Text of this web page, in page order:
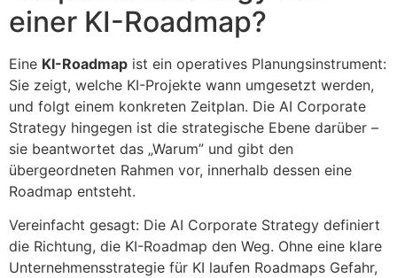
einer KI-Roadmap?
Eine KI-Roadmap ist ein operatives Planungsinstrument:
Sie zeigt, welche KI-Projekte wann umgesetzt werden,
und folgt einem konkreten Zeitplan. Die AI Corporate
Strategy hingegen ist die strategische Ebene darüber –
sie beantwortet das „Warum” und gibt den
übergeordneten Rahmen vor, innerhalb dessen eine
Roadmap entsteht.
Vereinfacht gesagt: Die AI Corporate Strategy definiert
die Richtung, die KI-Roadmap den Weg. Ohne eine klare
Unternehmensstrategie für KI laufen Roadmaps Gefahr,